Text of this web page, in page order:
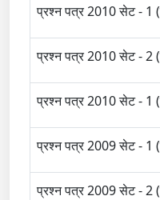
प्रश्न पत्र 2010 सेट - 1
प्रश्न पत्र 2010 सेट - 2
प्रश्न पत्र 2010 सेट - 1
प्रश्न पत्र 2009 सेट - 1
प्रश्न पत्र 2009 सेट - 2